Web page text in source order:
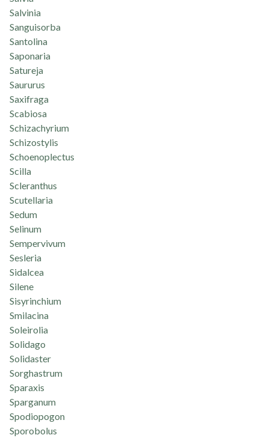
Salvinia
Sanguisorba
Santolina
Saponaria
Satureja
Saururus
Saxifraga
Scabiosa
Schizachyrium
Schizostylis
Schoenoplectus
Scilla
Scleranthus
Scutellaria
Sedum
Selinum
Sempervivum
Sesleria
Sidalcea
Silene
Sisyrinchium
Smilacina
Soleirolia
Solidago
Solidaster
Sorghastrum
Sparaxis
Sparganum
Spodiopogon
Sporobolus